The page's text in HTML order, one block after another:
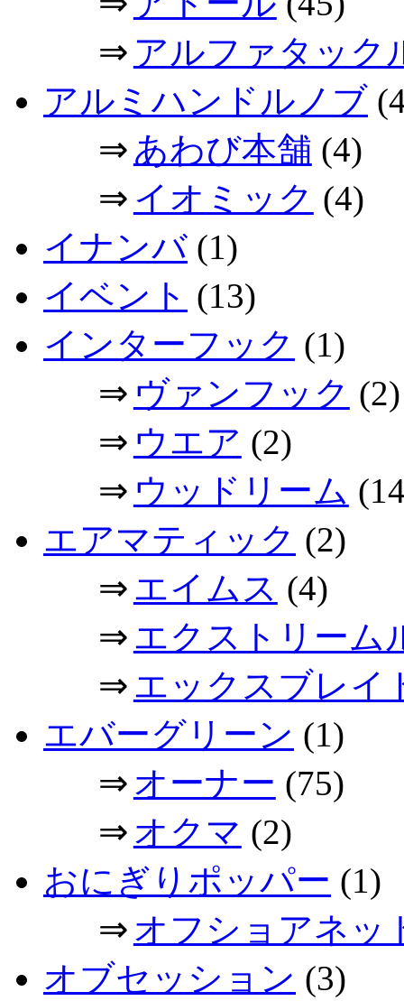
⇒ アルファタック
アルミハンドルノブ
⇒ あわび本舗 (4)
⇒ イオミック (4)
イナンバ (1)
イベント (13)
インターフック (1)
⇒ ヴァンフック (2)
⇒ ウエア (2)
⇒ ウッドリーム
エアマティック (2)
⇒ エイムス (4)
⇒ エクストリーム
⇒ エックスブレイ
エバーグリーン (1)
⇒ オーナー (75)
⇒ オクマ (2)
おにぎりポッパー (1)
⇒ オフショアネッ
オブセッション (3)